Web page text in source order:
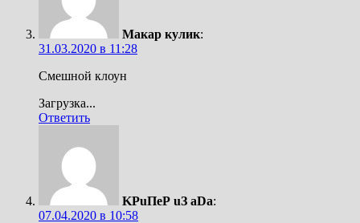
Макар кулик:
31.03.2020 в 11:28
Смешной клоун
Загрузка...
Ответить
KРuПeР uЗ aDa:
07.04.2020 в 10:58